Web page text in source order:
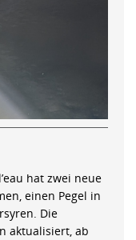
hat zwei neue
einen Pegel in
Die
aktualisiert, ab